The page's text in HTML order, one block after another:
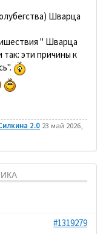
Шварца
" Шварца
эти причины к
2.0 23 май 2026,
#1319279